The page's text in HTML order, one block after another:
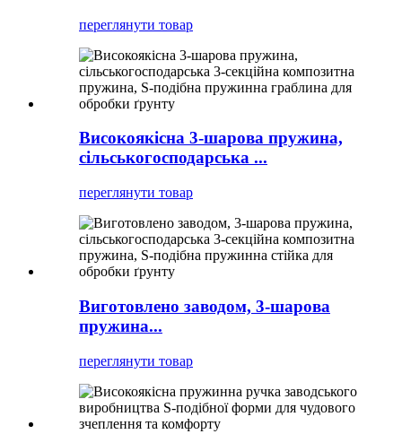
переглянути товар
Високоякісна 3-шарова пружина,
сільськогосподарська ...
переглянути товар
Виготовлено заводом, 3-шарова
пружина...
переглянути товар